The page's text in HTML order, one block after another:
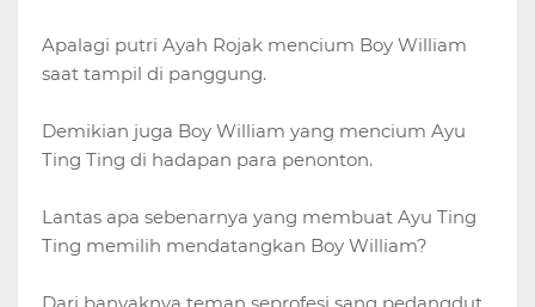
Apalagi putri Ayah Rojak mencium Boy William
saat tampil di panggung.
Demikian juga Boy William yang mencium Ayu
Ting Ting di hadapan para penonton.
Lantas apa sebenarnya yang membuat Ayu Ting
Ting memilih mendatangkan Boy William?
Dari banyaknya teman seprofesi sang pedangdut